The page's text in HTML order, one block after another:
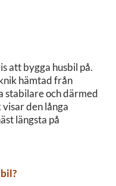
att bygga husbil på.
hämtad från
stabilare och därmed
den långa
längsta på